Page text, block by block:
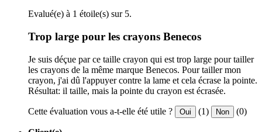
Evalué(e) à 1 étoile(s) sur 5.
Trop large pour les crayons Benecos
Je suis déçue par ce taille crayon qui est trop large pour tailler
les crayons de la même marque Benecos. Pour tailler mon
crayon, j'ai dû l'appuyer contre la lame et cela écrase la pointe.
Résultat: il taille, mais la pointe du crayon est écrasée.
Cette évaluation vous a-t-elle été utile ? Oui (1) Non (0)